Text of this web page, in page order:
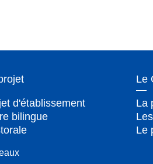
d'établissement
bilingue
Le
La
Le